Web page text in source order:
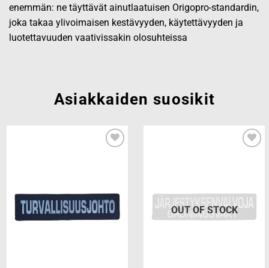
enemmän: ne täyttävät ainutlaatuisen Origopro-standardin,
joka takaa ylivoimaisen kestävyyden, käytettävyyden ja
luotettavuuden vaativissakin olosuhteissa
Asiakkaiden suosikit
OUT OF STOCK